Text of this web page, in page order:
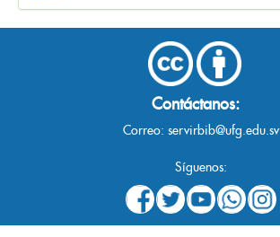
Contáctanos:
Correo: servirbib@ufg.edu.sv
Síguenos: